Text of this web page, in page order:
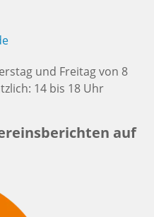
und Freitag von 8
14 bis 18 Uhr
auf